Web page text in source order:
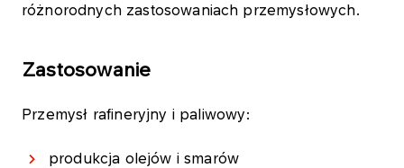
różnorodnych zastosowaniach przemysłowych.
Zastosowanie
Przemysł rafineryjny i paliwowy:
produkcja olejów i smarów